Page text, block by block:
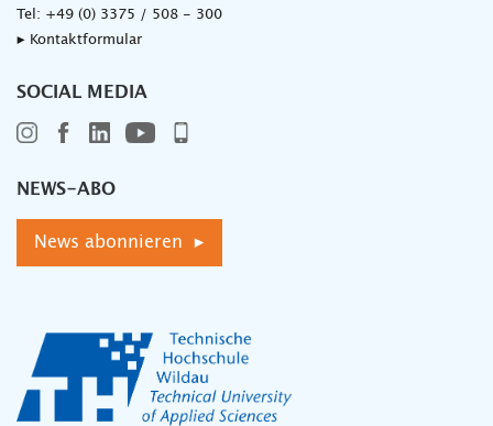
Tel: +49 (0) 3375 / 508 - 300
▸ Kontaktformular
SOCIAL MEDIA
NEWS-ABO
News abonnieren ▸